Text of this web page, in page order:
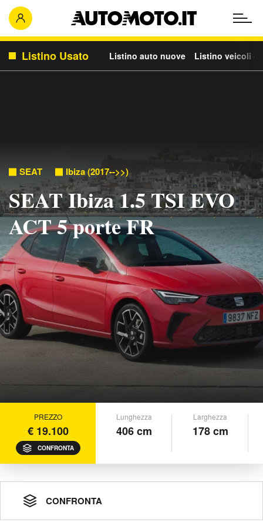
Listino Usato Listino auto nuove Listino veicoli
SEAT Ibiza (2017-->>)
SEAT Ibiza 1.5 TSI EVO
ACT 5 porte FR
PREZZO
€ 19.100
CONFRONTA
Lunghezza
406 cm
Larghezza
178 cm
CONFRONTA